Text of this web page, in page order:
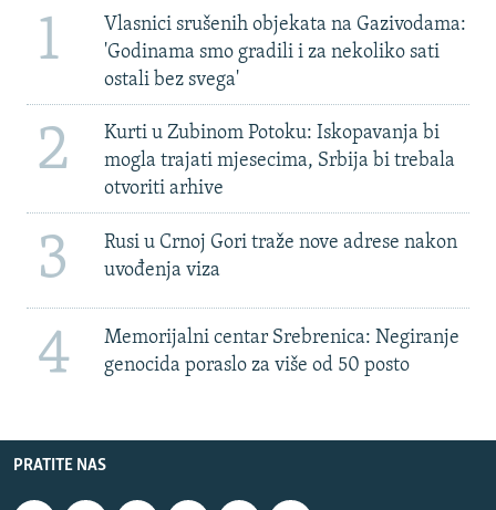
1
Vlasnici srušenih objekata na Gazivodama:
'Godinama smo gradili i za nekoliko sati
ostali bez svega'
2
Kurti u Zubinom Potoku: Iskopavanja bi
mogla trajati mjesecima, Srbija bi trebala
otvoriti arhive
3
Rusi u Crnoj Gori traže nove adrese nakon
uvođenja viza
4
Memorijalni centar Srebrenica: Negiranje
genocida poraslo za više od 50 posto
PRATITE NAS